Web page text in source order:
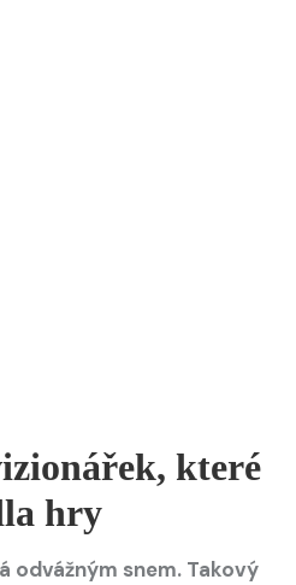
které
hry
odvážným snem. Takový